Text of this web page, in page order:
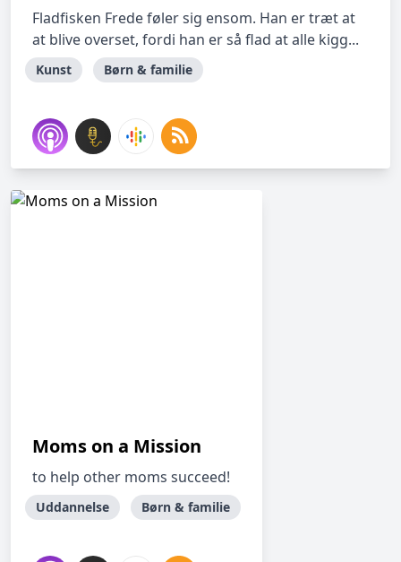
Fladfisken Frede føler sig ensom. Han er træt at
at blive overset, fordi han er så flad at alle kigg...
Kunst Børn & familie
Moms on a Mission
to help other moms succeed!
Uddannelse Børn & familie